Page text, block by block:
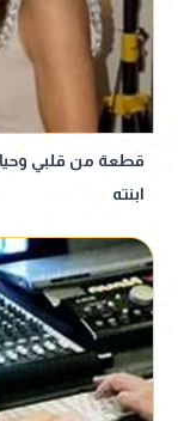
قطعة من قلبي
ابنته